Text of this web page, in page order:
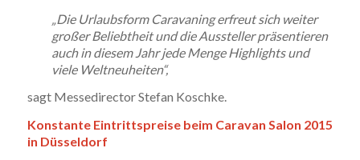
„Die Urlaubsform Caravaning erfreut sich weiter
großer Beliebtheit und die Aussteller präsentieren
auch in diesem Jahr jede Menge Highlights und
viele Weltneuheiten“,
sagt Messedirector Stefan Koschke.
Konstante Eintrittspreise beim Caravan Salon 2015
in Düsseldorf